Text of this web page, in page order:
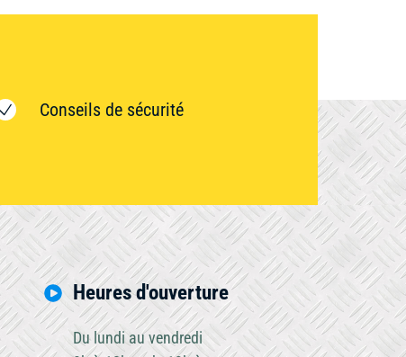
Conseils de sécurité
Heures d'ouverture
Du lundi au vendredi